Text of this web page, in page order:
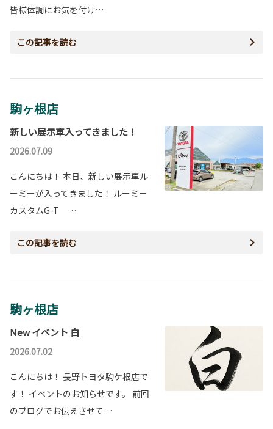
皆様体調にお気を付け…
この記事を読む
駒ヶ根店
新しい展示車入ってきました！
2026.07.09
こんにちは！ 本日、新しい展示車ル
ーミーが入ってきました！ ルーミー
カスタムG-T …
この記事を読む
駒ヶ根店
New イベント 白
2026.07.02
こんにちは！ 長野トヨタ駒ケ根店で
す！ イベントのお知らせです。 前回
のブログでお伝えさせて…